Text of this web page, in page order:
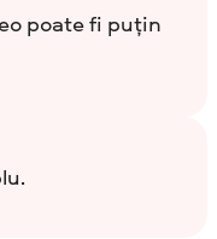
poate fi puțin